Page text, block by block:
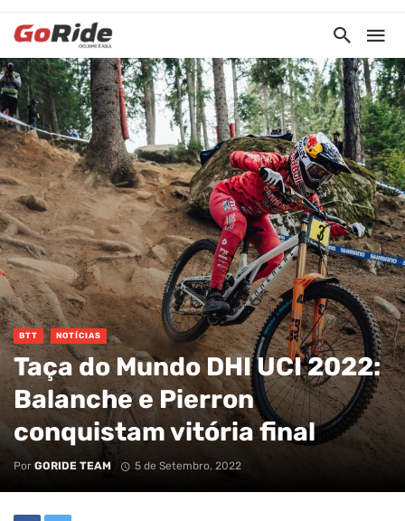
BTT NOTÍCIAS
Taça do Mundo DHI UCI 2022:
Balanche e Pierron
conquistam vitória final
Por GORIDE TEAM 5 de Setembro, 2022